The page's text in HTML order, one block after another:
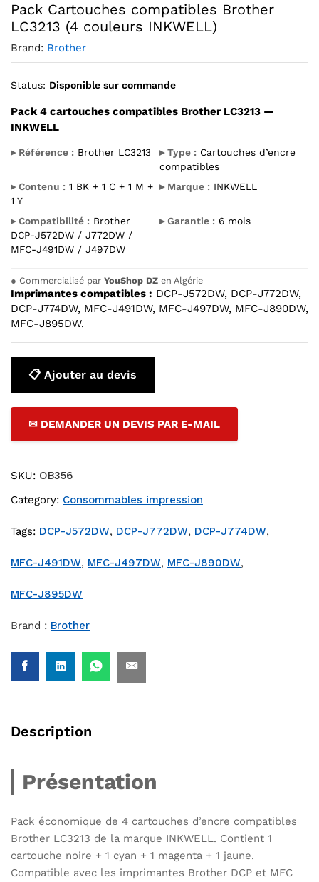
Pack Cartouches compatibles Brother
LC3213 (4 couleurs INKWELL)
Brand: Brother
Status: Disponible sur commande
Pack 4 cartouches compatibles Brother LC3213 —
INKWELL
▸ Référence : Brother LC3213 ▸ Type : Cartouches d’encre
compatibles
▸ Contenu : 1 BK + 1 C + 1 M +
1 Y
▸ Marque : INKWELL
▸ Compatibilité : Brother
DCP-J572DW / J772DW /
MFC-J491DW / J497DW
▸ Garantie : 6 mois
● Commercialisé par YouShop DZ en Algérie
Imprimantes compatibles : DCP-J572DW, DCP-J772DW,
DCP-J774DW, MFC-J491DW, MFC-J497DW, MFC-J890DW,
MFC-J895DW.
📋 Ajouter au devis
✉ DEMANDER UN DEVIS PAR E-MAIL
SKU: OB356
Category: Consommables impression
Tags: DCP-J572DW, DCP-J772DW, DCP-J774DW,
MFC-J491DW, MFC-J497DW, MFC-J890DW,
MFC-J895DW
Brand : Brother
Description
Présentation
Pack économique de 4 cartouches d’encre compatibles
Brother LC3213 de la marque INKWELL. Contient 1
cartouche noire + 1 cyan + 1 magenta + 1 jaune.
Compatible avec les imprimantes Brother DCP et MFC